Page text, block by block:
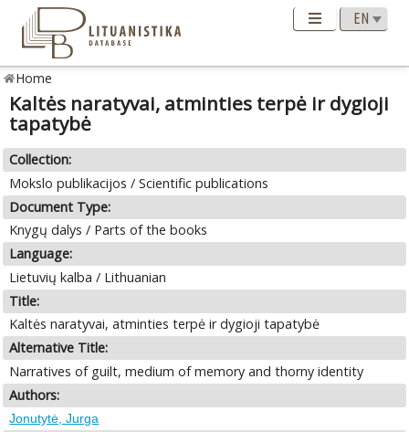
Home
Kaltės naratyvai, atminties terpė ir dygioji
tapatybė
Collection:
Mokslo publikacijos / Scientific publications
Document Type:
Knygų dalys / Parts of the books
Language:
Lietuvių kalba / Lithuanian
Title:
Kaltės naratyvai, atminties terpė ir dygioji tapatybė
Alternative Title:
Narratives of guilt, medium of memory and thorny identity
Authors:
Jonutytė, Jurga